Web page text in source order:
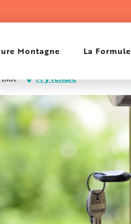
Montagne La Formule
Antipolis
M'y rendre